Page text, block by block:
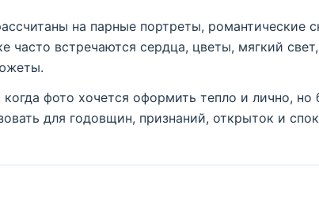
на парные портреты, романтические
часто встречаются сердца, цветы, мягкий
когда фото хочется оформить тепло и лично, но
для годовщин, признаний, открыток и